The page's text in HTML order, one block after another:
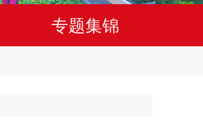
专题集锦